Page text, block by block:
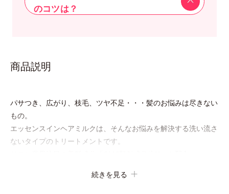
のコツは？
商品説明
パサつき、広がり、枝毛、ツヤ不足・・・髪のお悩みは尽きない
もの。
エッセンスインヘアミルクは、そんなお悩みを解決する洗い流さ
ないタイプのトリートメントです。
を担っており、ダメージを受けてバラバラになりがちな髪内部の
続きを見る